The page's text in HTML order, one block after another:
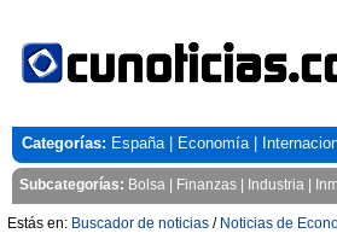
Categorías: España| Economía|
Subcategorías: Bolsa Finanzas Industria
Estás en: Buscador de noticias / Noticias de